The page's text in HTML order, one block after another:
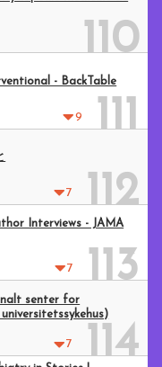
110
9 111
- BackTable
7 112
7 113
Interviews - JAMA
7 114
senter for